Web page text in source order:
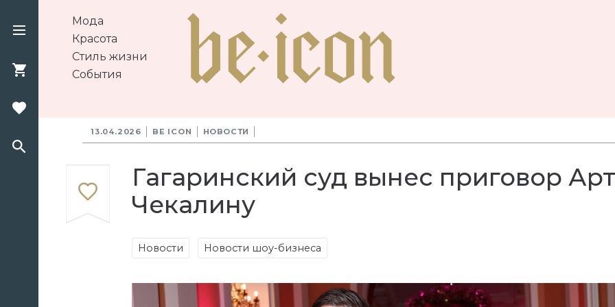
Мода
Красота
Стиль жизни
События
13.04.2026 BE ICON НОВОСТИ
Гагаринский суд вынес приговор
Чекалину
Новости Новости шоу-бизнеса